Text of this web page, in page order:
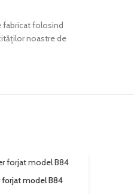
fabricat folosind
noastre de
forjat model B84